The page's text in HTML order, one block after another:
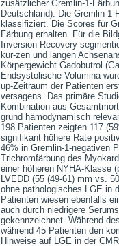
zusätzlicher Gremlin-1-
Deutschland). Die Gremlin-
klassifiziert. Die Scores für
Färbung erhalten. Für die
Inversion-Recovery-
kur-zen und langen
Körpergewicht Gadobutrol
Endsystolische Volumina
up-Zeitraum der Patienten
versagens. Das primäre
Kombination aus
grund hämodynamisch
198 Patienten zeigten 117
signifikant höhere Rate
46% in Gremlin-1-negativen
Trichromfärbung des
einer höheren NYHA-Klasse
LVEDD (55 (49-61) mm vs.
ohne pathologisches LGE in
Patienten wiesen ebenfalls
auch durch niedrigere
gekennzeichnet. Während
während 45 Patienten den
Hinweise auf LGE in der